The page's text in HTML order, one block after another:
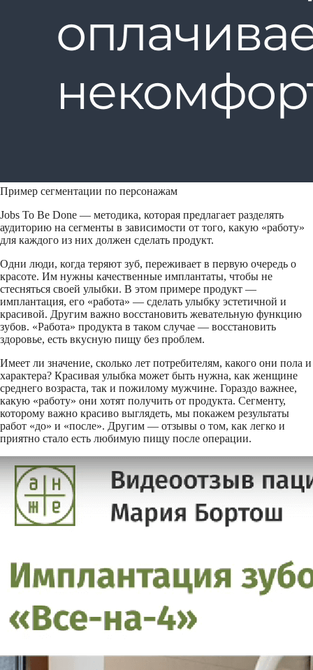
Пример сегментации по персонажам
Jobs To Be Done — методика, которая предлагает разделять
аудиторию на сегменты в зависимости от того, какую «работу»
для каждого из них должен сделать продукт.
Одни люди, когда теряют зуб, переживает в первую очередь о
красоте. Им нужны качественные имплантаты, чтобы не
стесняться своей улыбки. В этом примере продукт —
имплантация, его «работа» — сделать улыбку эстетичной и
красивой. Другим важно восстановить жевательную функцию
зубов. «Работа» продукта в таком случае — восстановить
здоровье, есть вкусную пищу без проблем.
Имеет ли значение, сколько лет потребителям, какого они пола и
характера? Красивая улыбка может быть нужна, как женщине
среднего возраста, так и пожилому мужчине. Гораздо важнее,
какую «работу» они хотят получить от продукта. Сегменту,
которому важно красиво выглядеть, мы покажем результаты
работ «до» и «после». Другим — отзывы о том, как легко и
приятно стало есть любимую пищу после операции.